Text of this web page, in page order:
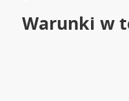
Warunki w